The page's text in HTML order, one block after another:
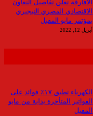
الأفارقة تعلن تفاصيل التعاون
الاقتصادي المصري النيجيري
بمؤتمر مايو المقبل
أبريل 12, 2022
الكهرباء تطبق ١٧٪ فوائد على
الفواتير المتأخرة بداية من مايو
المقبل